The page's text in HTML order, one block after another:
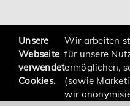
zurück
Unsere
Webseite
verwendet
Cookies.
Wir arbeiten
für unsere
ermöglichen,
(sowie
wir